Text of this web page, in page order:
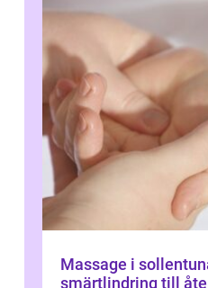
Massage i sollentuna
smärtlindring till